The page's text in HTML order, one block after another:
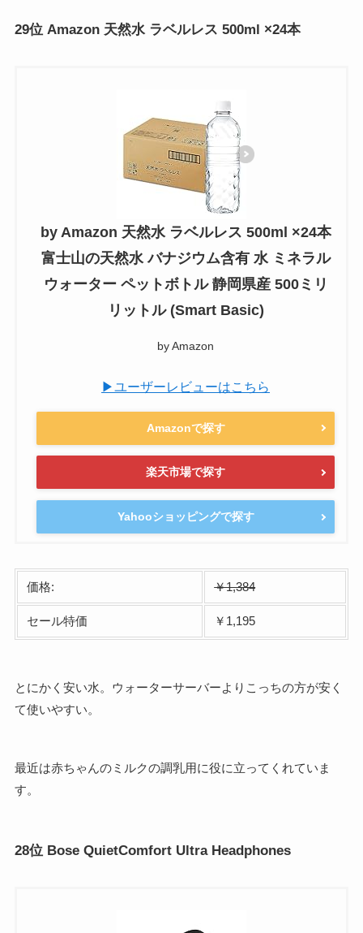
29位 Amazon 天然水 ラベルレス 500ml ×24本
by Amazon 天然水 ラベルレス 500ml ×24本
富士山の天然水 バナジウム含有 水 ミネラル
ウォーター ペットボトル 静岡県産 500ミリ
リットル (Smart Basic)
by Amazon
▶ユーザーレビューはこちら
Amazonで探す
楽天市場で探す
Yahooショッピングで探す
価格: ￥1,384
セール特価 ￥1,195
とにかく安い水。ウォーターサーバーよりこっちの方が安く
て使いやすい。
最近は赤ちゃんのミルクの調乳用に役に立ってくれていま
す。
28位 Bose QuietComfort Ultra Headphones